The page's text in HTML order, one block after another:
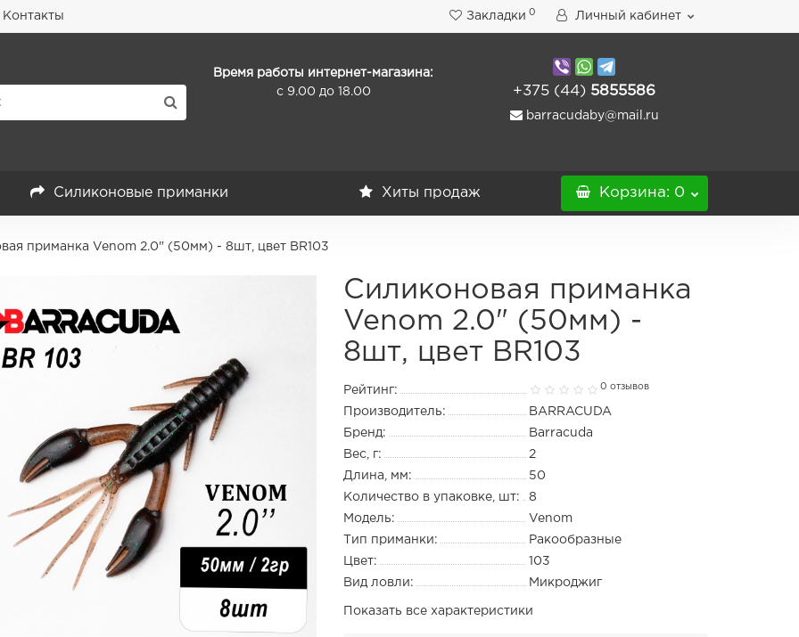
Контакты Закладки 0 Личный кабинет
Время работы интернет-магазина:
с 9.00 до 18.00
+375 (44) 5855586
barracudaby@mail.ru
Силиконовые приманки Хиты продаж Корзина: 0
приманка Venom 2.0" (50мм) - 8шт, цвет BR103
Силиконовая приманка
Venom 2.0" (50мм) -
8шт, цвет BR103
Рейтинг: 0 отзывов
Производитель:
BARRACUDA
Бренд:
Barracuda
Вес, г:
2
Длина, мм:
50
Количество в упаковке, шт:
8
Модель:
Venom
Тип приманки:
Ракообразные
Цвет:
103
Вид ловли:
Микроджиг
Показать все характеристики